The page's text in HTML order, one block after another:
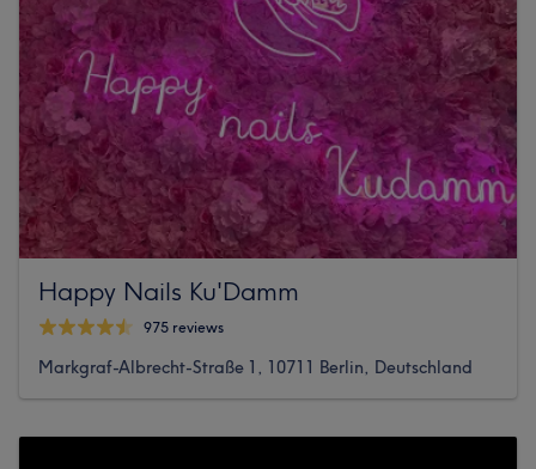
Happy Nails Ku'Damm
975 reviews
Markgraf-Albrecht-Straße 1, 10711 Berlin, Deutschland